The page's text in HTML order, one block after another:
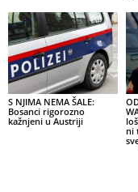
S NJIMA NEMA ŠALE:
Bosanci rigorozno
kažnjeni u Austriji
ni